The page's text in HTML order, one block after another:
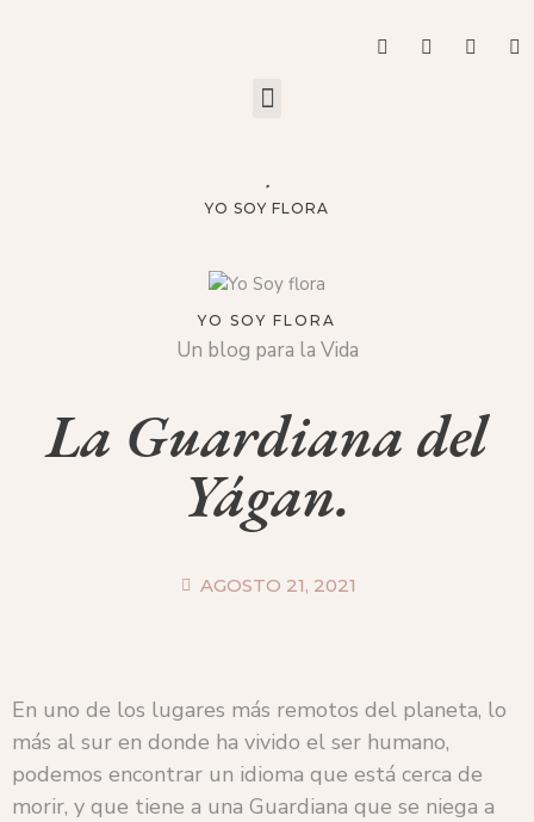
YO SOY FLORA
YO SOY FLORA
Un blog para la Vida
La Guardiana del
Yágan.
AGOSTO 21, 2021
En uno de los lugares más remotos del planeta, lo
más al sur en donde ha vivido el ser humano,
podemos encontrar un idioma que está cerca de
morir, y que tiene a una Guardiana que se niega a